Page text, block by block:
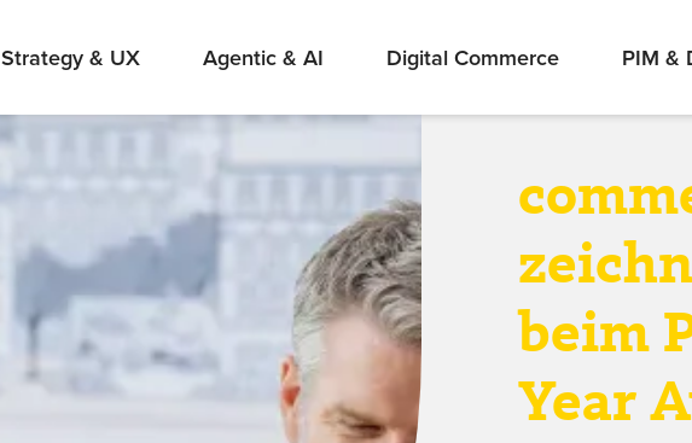
Strategy & UX Agentic & AI Digital Commerce PIM &
beim
Year